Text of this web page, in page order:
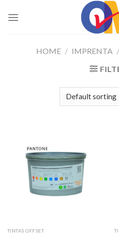
HOME / IMPRENTA /
TINTAS OFFSET